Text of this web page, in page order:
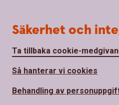
Säkerhet och
Ta tillbaka cookie-
Så hanterar vi cookies
Behandling av